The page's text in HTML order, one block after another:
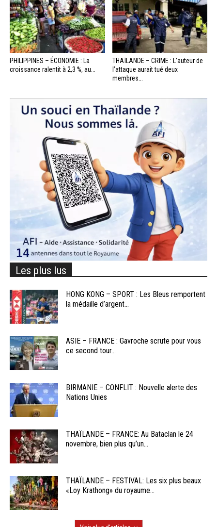
PHILIPPINES – ÉCONOMIE : La
croissance ralentit à 2,3 %, au...
THAÏLANDE – CRIME : L’auteur de
l’attaque aurait tué deux
membres...
Les plus lus
HONG KONG – SPORT : Les Bleus remportent
la médaille d’argent...
ASIE – FRANCE : Gavroche scrute pour vous
ce second tour...
BIRMANIE – CONFLIT : Nouvelle alerte des
Nations Unies
THAÏLANDE – FRANCE: Au Bataclan le 24
novembre, bien plus qu’un...
THAÏLANDE – FESTIVAL: Les six plus beaux
«Loy Krathong» du royaume...